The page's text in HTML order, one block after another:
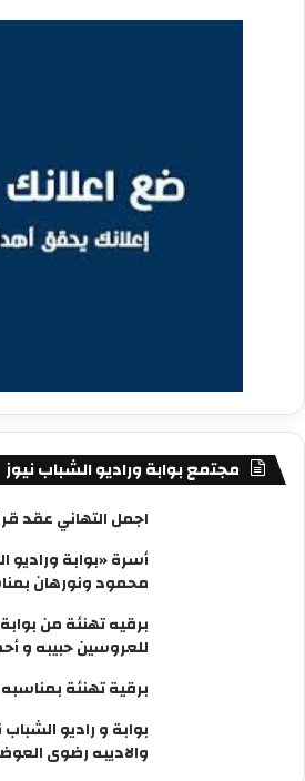
مجتمع بوابة وراديو الشباب نيوز
اجمل التهاني عقد
أسرة «بوابة وراديو
محمود ونورهان
برقيه تهنئة من
للعروسين حبيبه و
برقية تهنئة
بوابة و راديو الشباب
والاديبه رضوى